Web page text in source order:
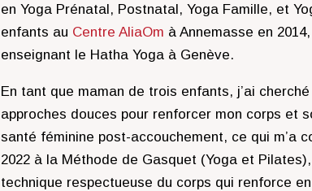
en Yoga Prénatal, Postnatal, Yoga Famille, et
enfants au Centre AliaOm à Annemasse en
enseignant le Hatha Yoga à Genève.
En tant que maman de trois enfants, j’ai
approches douces pour renforcer mon corps et
santé féminine post-accouchement, ce qui m’a
2022 à la Méthode de Gasquet (Yoga et
technique respectueuse du corps qui renforce en